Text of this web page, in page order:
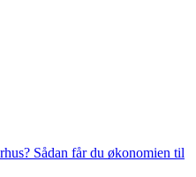
Sådan får du økonomien til